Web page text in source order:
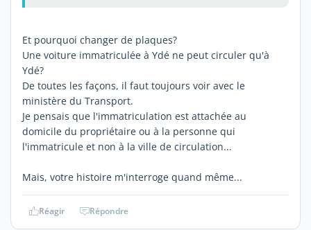
Et pourquoi changer de plaques?
Une voiture immatriculée à Ydé ne peut circuler qu'à
Ydé?
De toutes les façons, il faut toujours voir avec le
ministère du Transport.
Je pensais que l'immatriculation est attachée au
domicile du propriétaire ou à la personne qui
l'immatricule et non à la ville de circulation...
Mais, votre histoire m'interroge quand même...
Réagir Répondre